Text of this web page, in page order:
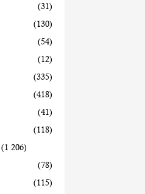
(31)
(130)
(54)
(12)
(335)
(418)
(41)
(118)
(1 206)
(78)
(115)